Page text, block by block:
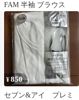
FAM 半袖 ブラウス
¥850
セブン&アイ プレミ